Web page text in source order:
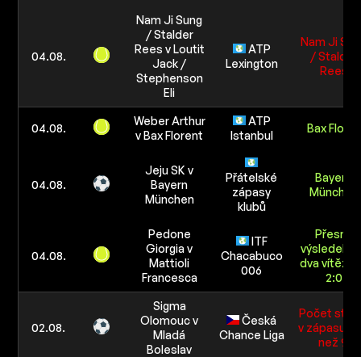
04.08.
Nam Ji Sung
/ Stalder
Rees v Loutit
Jack /
Stephenson
Eli
ATP
Lexington
Nam Ji
/ Stalder
Rees
04.08.
Weber Arthur
v Bax Florent
ATP
Istanbul
Bax
04.08.
Jeju SK v
Bayern
München
Přátelské
zápasy
klubů
Bayern
München
04.08.
Pedone
Giorgia v
Mattioli
Francesca
ITF
Chacabuco
006
Přesný
výsledek
dva
2:0
02.08.
Sigma
Olomouc v
Mladá
Boleslav
Česká
Chance Liga
Počet
v zápasu:
než 9.5